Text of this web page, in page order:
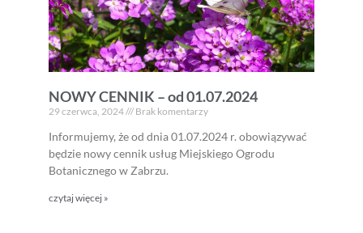
NOWY CENNIK – od 01.07.2024
29 czerwca, 2024 Brak komentarzy
Informujemy, że od dnia 01.07.2024 r. obowiązywać
będzie nowy cennik usług Miejskiego Ogrodu
Botanicznego w Zabrzu.
czytaj więcej »